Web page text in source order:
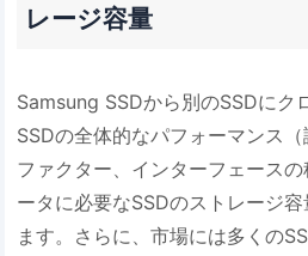
レージ容量
Samsung SSDから別のSSDにク
SSDの全体的なパフォーマンス
ファクター、インターフェース
ータに必要なSSDのストレージ
ます。さらに、市場には多くの